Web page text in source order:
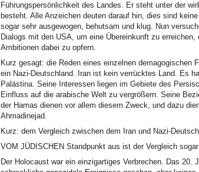
Führungspersönlichkeit des Landes. Er steht unter der
besteht. Alle Anzeichen deuten darauf hin, dies sind
sogar sehr ausgewogen, behutsam und klug. Nun
Dialogs mit den USA, um eine Übereinkunft zu
Ambitionen dabei zu opfern.
Kurz gesagt: die Reden eines einzelnen demagogischen
ein Nazi-Deutschland. Iran ist kein verrücktes Land. Es
Palästina. Seine Interessen liegen im Gebiete des
Einfluss auf die arabische Welt zu vergrößern. Seine
der Hamas dienen vor allem diesem Zweck, und dazu
Ahmadinejad.
Kurz: dem Vergleich zwischen dem Iran und Nazi-
VOM JÜDISCHEN Standpunkt aus ist der Vergleich
Der Holocaust war ein einzigartiges Verbrechen. Das 20.